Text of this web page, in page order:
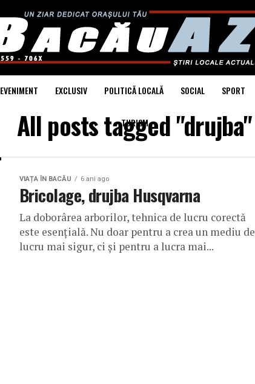
EVENIMENT EXCLUSIV POLITICĂ LOCALĂ SOCIAL SPORT
TURISM
All posts tagged "drujba"
VIAȚA ÎN BACĂU 6 ani ago
Bricolage, drujba Husqvarna
La doborârea arborilor, tehnica de lucru corectă
este esenţială. Nu doar pentru a crea un mediu de
lucru mai sigur, ci şi pentru a lucra mai...